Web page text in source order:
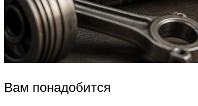
Вам понадобится